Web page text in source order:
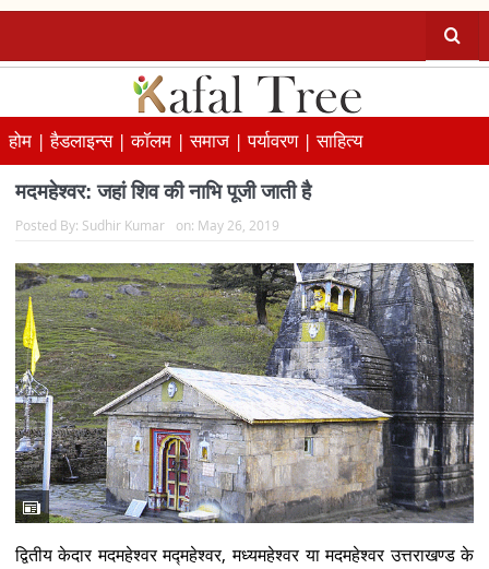
होम |हैडलाइन्स |कॉलम |समाज |पर्यावरण |साहित्य
मदमहेश्वर: जहां शिव की नाभि पूजी जाती है
Posted By: Sudhir Kumar on: May 26, 2019
द्वितीय केदार मदमहेश्वर मद्महेश्वर, मध्यमहेश्वर या मदमहेश्वर उत्तराखण्ड के